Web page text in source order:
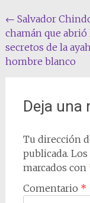
Navegación
de
la
← Salvador
chamán que abrió
secretos de la
hombre blanco
Deja una
Tu dirección
publicada. Los
marcados con
Comentario *